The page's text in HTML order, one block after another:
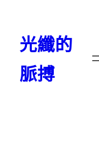
光纖的
脈搏